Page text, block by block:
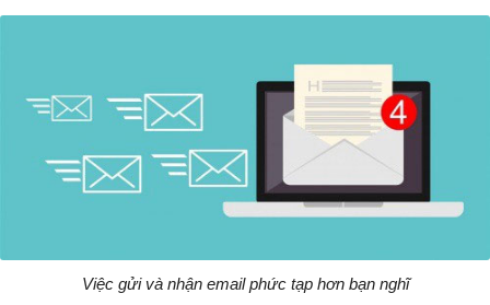
Việc gửi và nhận email phức tạp hơn bạn nghĩ